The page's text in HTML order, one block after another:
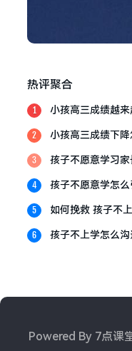
热评聚合
1 小孩高三成绩越
2 小孩高三成绩下降
3 孩子不愿意学习
4 孩子不愿意学怎么
5 如何挽救 孩子不
6 孩子不上学怎么沟
Powered By 7点课